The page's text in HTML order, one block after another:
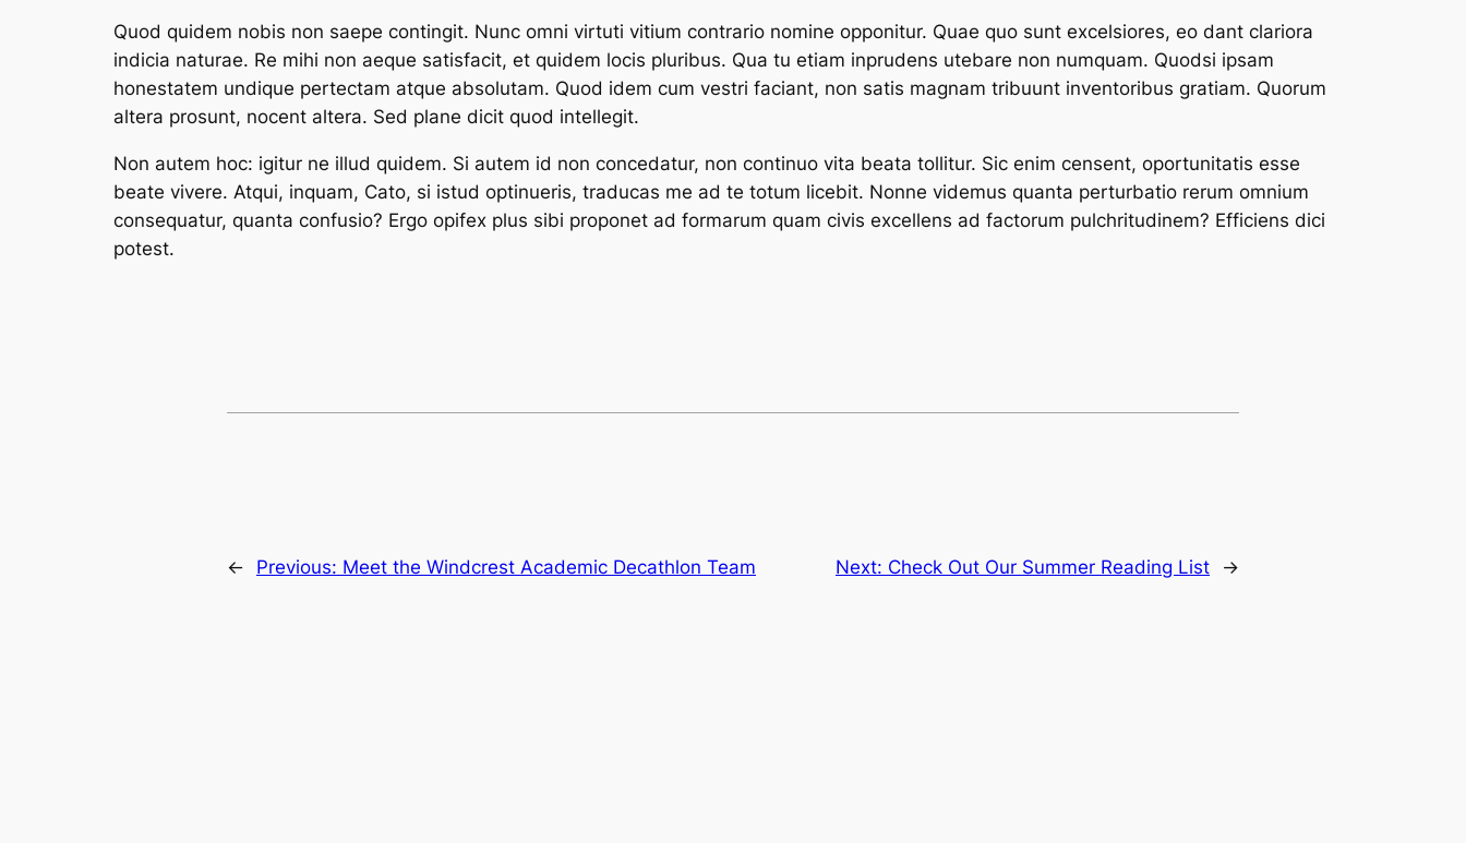
Quod quidem nobis non saepe contingit. Nunc omni virtuti vitium contrario nomine opponitur. Quae quo sunt excelsiores, eo dant clariora
indicia naturae. Re mihi non aeque satisfacit, et quidem locis pluribus. Qua tu etiam inprudens utebare non numquam. Quodsi ipsam
honestatem undique pertectam atque absolutam. Quod idem cum vestri faciant, non satis magnam tribuunt inventoribus gratiam. Quorum
altera prosunt, nocent altera. Sed plane dicit quod intellegit.
Non autem hoc: igitur ne illud quidem. Si autem id non concedatur, non continuo vita beata tollitur. Sic enim censent, oportunitatis esse
beate vivere. Atqui, inquam, Cato, si istud optinueris, traducas me ad te totum licebit. Nonne videmus quanta perturbatio rerum omnium
consequatur, quanta confusio? Ergo opifex plus sibi proponet ad formarum quam civis excellens ad factorum pulchritudinem? Efficiens dici
potest.
← Previous: Meet the Windcrest Academic Decathlon Team Next: Check Out Our Summer Reading List →